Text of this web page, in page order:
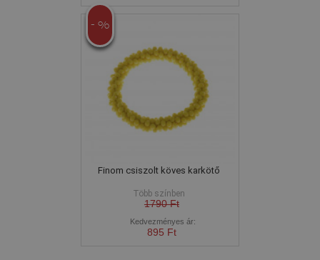
- %
Finom csiszolt köves karkötő
Több színben
1790 Ft
Kedvezményes ár:
895 Ft